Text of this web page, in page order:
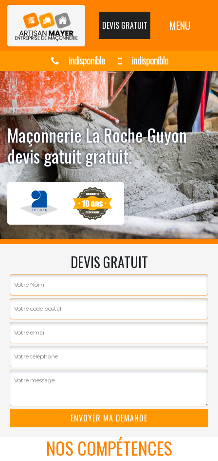
DEVIS GRATUIT MENU
indisponible indisponible
Maçonnerie La Roche Guyon
devis gatuit gratuit.
DEVIS GRATUIT
NOS COMPÉTENCES